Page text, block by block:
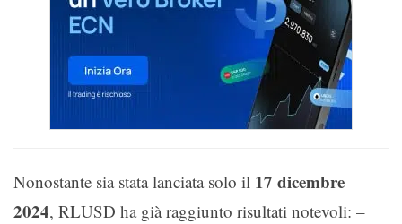
Nonostante sia stata lanciata solo il 17 dicembre
2024, RLUSD ha già raggiunto risultati notevoli: –